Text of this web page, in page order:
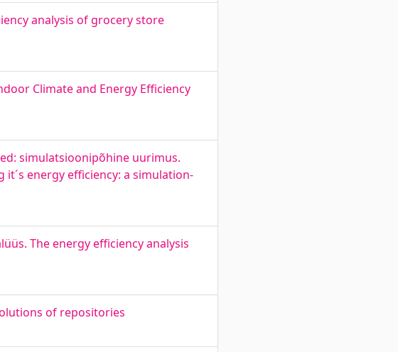
analysis of grocery store
Climate and Energy Efficiency
simulatsioonipõhine uurimus.
energy efficiency: a simulation-
The energy efficiency analysis
of repositories